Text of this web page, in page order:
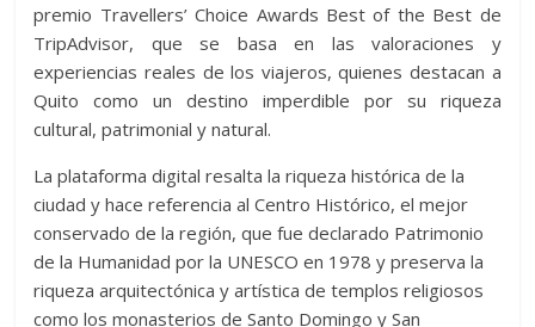
premio Travellers’ Choice Awards Best of the Best de
TripAdvisor, que se basa en las valoraciones y
experiencias reales de los viajeros, quienes destacan a
Quito como un destino imperdible por su riqueza
cultural, patrimonial y natural.
La plataforma digital resalta la riqueza histórica de la
ciudad y hace referencia al Centro Histórico, el mejor
conservado de la región, que fue declarado Patrimonio
de la Humanidad por la UNESCO en 1978 y preserva la
riqueza arquitectónica y artística de templos religiosos
como los monasterios de Santo Domingo y San